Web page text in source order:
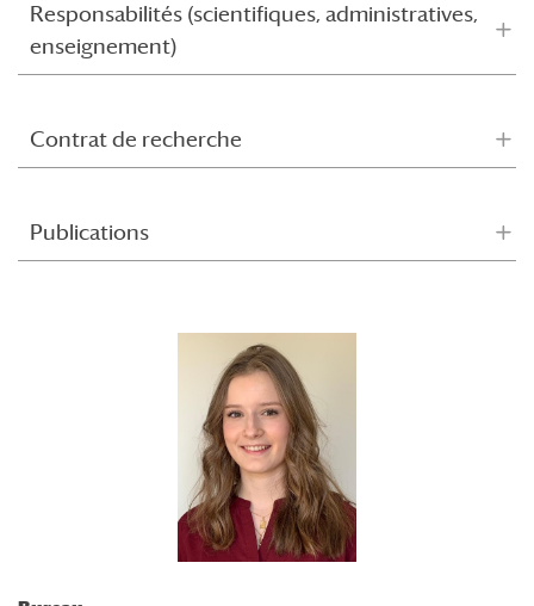
Responsabilités (scientifiques, administratives,
enseignement)
Contrat de recherche
Publications